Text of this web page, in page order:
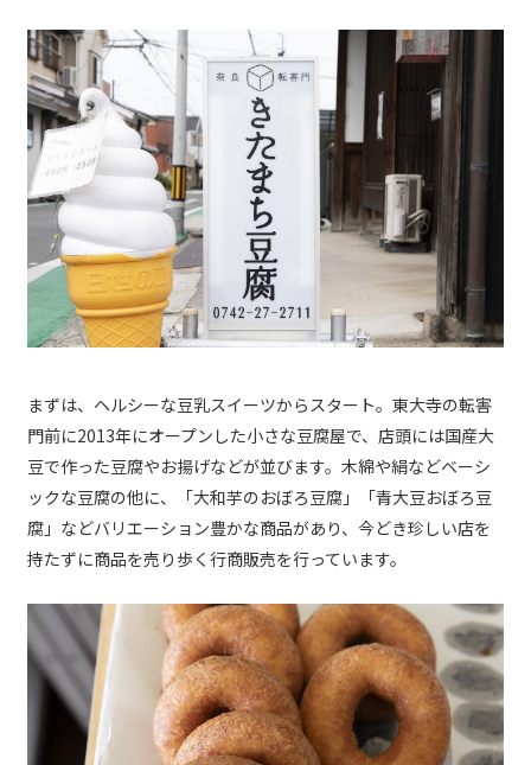
まずは、ヘルシーな豆乳スイーツからスタート。東大寺の転害
門前に2013年にオープンした小さな豆腐屋で、店頭には国産大
豆で作った豆腐やお揚げなどが並びます。木綿や絹などベーシ
ックな豆腐の他に、「大和芋のおぼろ豆腐」「青大豆おぼろ豆
腐」などバリエーション豊かな商品があり、今どき珍しい店を
持たずに商品を売り歩く行商販売を行っています。